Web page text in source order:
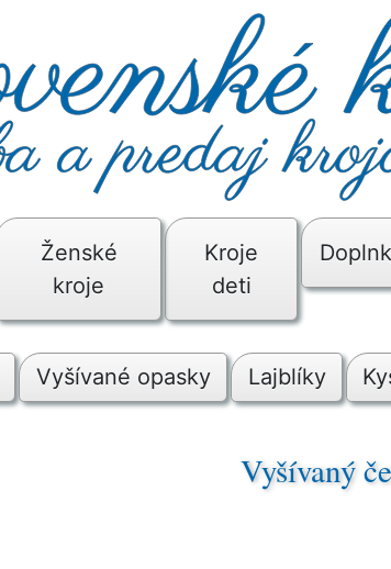
Ženské
kroje
Kroje
deti
Vyšívané opasky Lajblíky
Vyšívaný
Každá žena si svoj čepiec zdobila podľa